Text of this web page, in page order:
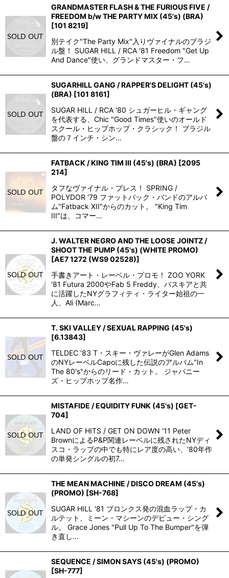
GRANDMASTER FLASH & THE FURIOUS FIVE /
FREEDOM b/w THE PARTY MIX (45's) (BRA)
[101 8219]
別テイク"The Party Mix"入りヴァイナルのブラジ
ル盤！ SUGAR HILL / RCA '81 Freedom "Get Up
And Dance"使い、グランドマスター・フ…
SUGARHILL GANG / RAPPER'S DELIGHT (45's)
(BRA) [101 8161]
SUGAR HILL / RCA '80 シュガーヒル・ギャング
を代表する、Chic "Good Times"使いのオールド
スクール・ヒップホップ・クラシック！ ブラジル
盤の７インチ・シン…
FATBACK / KING TIM III (45's) (BRA) [2095
214]
タフなヴァイナル・プレス！ SPRING /
POLYDOR '79 ファットバック・バンドのアルバ
ム"Fatback XII"からのカット。 "King Tim
III"は、コマー…
J. WALTER NEGRO AND THE LOOSE JOINTZ /
SHOOT THE PUMP (45's) (WHITE PROMO)
[AE7 1272 (WS9 02528)]
手書きアート・レーベル・プロモ！ ZOO YORK
'81 Futura 2000やFab 5 Freddy、バスキアと共
に活躍したNYグラフィティ・ライター始祖の一
人、Ali (Marc…
T. SKI VALLEY / SEXUAL RAPPING (45's)
[6.13843]
TELDEC '83 T・スキー・ヴァレーがGlen Adams
のNYレーベルCapoに残した伝説のアルバム"In
The 80's"からのリード・カット。 ジャパニー
ズ・ヒップホップ名作…
MISTAFIDE / EQUIDITY FUNK (45's) [GET-
704]
LAND OF HITS / GET ON DOWN '11 Peter
BrownによるP&P関連レーベルに残されたNYディ
スコ・ラップの中でも特にレア度の高い、'80年作
の単発シングルの初7…
THE MEAN MACHINE / DISCO DREAM (45's)
(PROMO) [SH-768]
SUGAR HILL '81 ブロンクス発の混血ラップ・カ
ルテット、ミーン・マシーンのデビュー・シング
ル。 Grace Jones "Pull Up To The Bumper"を弾
き直し…
SEQUENCE / SIMON SAYS (45's) (PROMO)
[SH-777]